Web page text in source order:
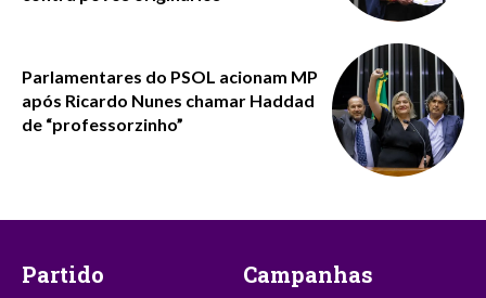
Parlamentares do PSOL acionam MP
após Ricardo Nunes chamar Haddad
de “professorzinho”
Partido Campanhas